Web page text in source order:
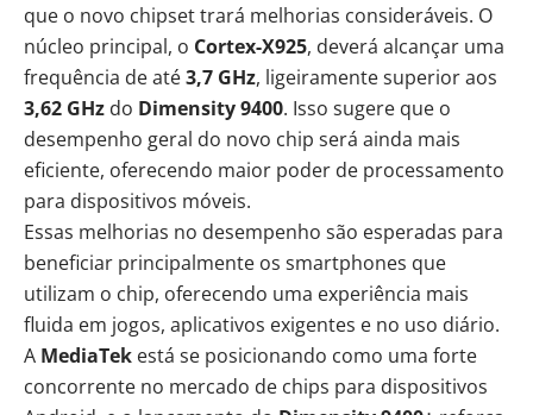
que o novo chipset trará melhorias consideráveis. O
núcleo principal, o Cortex-X925, deverá alcançar uma
frequência de até3,7 GHz, ligeiramente superior aos
3,62 GHz do Dimensity 9400. Isso sugere que o
desempenho geral do novo chip será ainda mais
eficiente, oferecendo maior poder de processamento
para dispositivos móveis.
Essas melhorias no desempenho são esperadas para
beneficiar principalmente os smartphones que
utilizam o chip, oferecendo uma experiência mais
fluida em jogos, aplicativos exigentes e no uso diário.
A MediaTek está se posicionando como uma forte
concorrente no mercado de chips para dispositivos